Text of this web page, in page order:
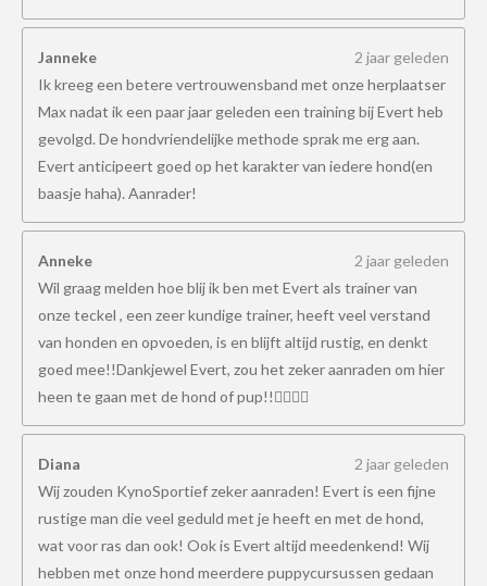
Janneke
2 jaar geleden
Ik kreeg een betere vertrouwensband met onze herplaatser
Max nadat ik een paar jaar geleden een training bij Evert heb
gevolgd. De hondvriendelijke methode sprak me erg aan.
Evert anticipeert goed op het karakter van iedere hond(en
baasje haha). Aanrader!
Anneke
2 jaar geleden
Wil graag melden hoe blij ik ben met Evert als trainer van
onze teckel , een zeer kundige trainer, heeft veel verstand
van honden en opvoeden, is en blijft altijd rustig, en denkt
goed mee!!Dankjewel Evert, zou het zeker aanraden om hier
heen te gaan met de hond of pup!!👍🏻👍🏻
Diana
2 jaar geleden
Wij zouden KynoSportief zeker aanraden! Evert is een fijne
rustige man die veel geduld met je heeft en met de hond,
wat voor ras dan ook! Ook is Evert altijd meedenkend! Wij
hebben met onze hond meerdere puppycursussen gedaan